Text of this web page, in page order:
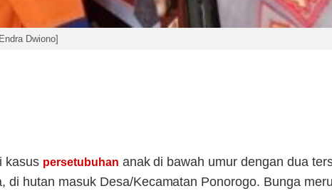
Dwiono]
kasus persetubuhan anak di bawah umur dengan dua
hutan masuk Desa/Kecamatan Ponorogo. Bunga